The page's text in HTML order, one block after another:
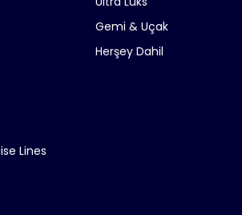
Lines
Gemi & Uçak
Herşey Dahil